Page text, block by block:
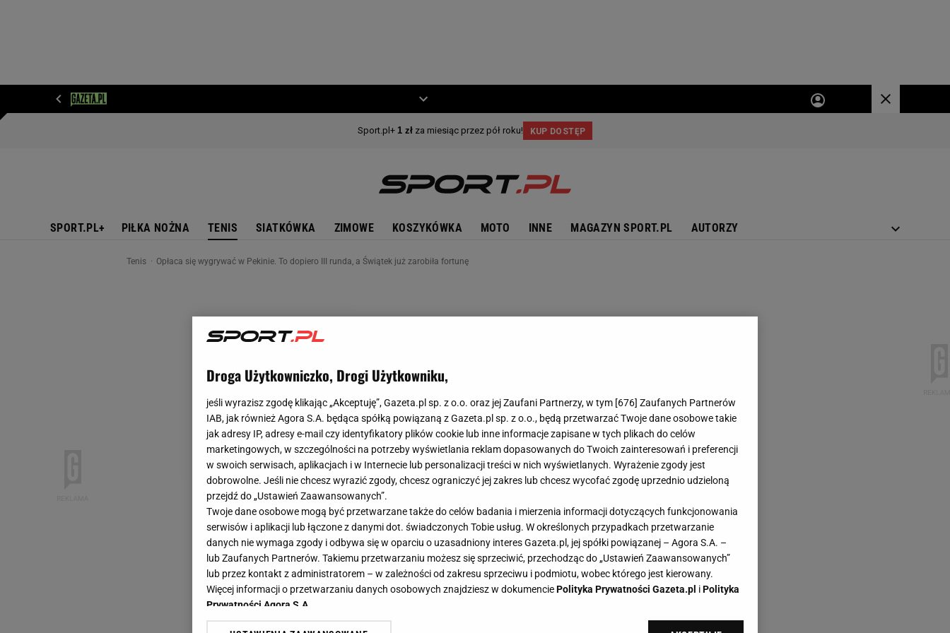
SPORT.PL+ PIŁKA NOŻNA TENIS SIATKÓWKA ZIMOWE KOSZYKÓWKA MOTO INNE MAGAZYN SPORT.PL AUTORZY
Tenis Opłaca się wygrywać w Pekinie. To dopiero III runda, a Świątek już zarobiła fortunę
Droga Użytkowniczko, Drogi Użytkowniku,
jeśli wyrazisz zgodę klikając „Akceptuję”, Gazeta.pl sp. z o.o. oraz jej Zaufani Partnerzy, w tym [676] Zaufanych Partnerów
IAB, jak również Agora S.A. będąca spółką powiązaną z Gazeta.pl sp. z o.o., będą przetwarzać Twoje dane osobowe takie
jak adresy IP, adresy e-mail czy identyfikatory plików cookie lub inne informacje zapisane w tych plikach do celów
marketingowych, w szczególności na potrzeby wyświetlania reklam dopasowanych do Twoich zainteresowań i preferencji
w swoich serwisach, aplikacjach i w Internecie lub personalizacji treści w nich wyświetlanych. Wyrażenie zgody jest
dobrowolne. Jeśli nie chcesz wyrazić zgody, chcesz ograniczyć jej zakres lub chcesz wycofać zgodę uprzednio udzieloną
przejdź do „Ustawień Zaawansowanych”.
Twoje dane osobowe mogą być przetwarzane także do celów badania i mierzenia informacji dotyczących funkcjonowania
serwisów i aplikacji lub łączone z danymi dot. świadczonych Tobie usług. W określonych przypadkach przetwarzanie
danych nie wymaga zgody i odbywa się w oparciu o uzasadniony interes Gazeta.pl, jej spółki powiązanej – Agora S.A. –
lub Zaufanych Partnerów. Takiemu przetwarzaniu możesz się sprzeciwić, przechodząc do „Ustawień Zaawansowanych”
lub przez kontakt z administratorem – w zależności od zakresu sprzeciwu i podmiotu, wobec którego jest kierowany.
Więcej informacji o przetwarzaniu danych osobowych znajdziesz w dokumenciePolityka Prywatności Gazeta.pl iPolityka
Prywatności Agora S.A.